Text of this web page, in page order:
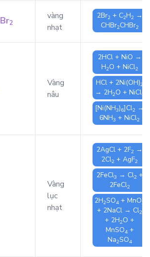
2
vàng
nhạt
2Br2 + C2H2 →
CHBr2CHBr2
Vàng
nâu
2HCl+ NiO →
H2O + NiCl2
HCl + 2Ni(OH)2
→ 2H2O + NiCl2
[Ni(NH3)6]Cl2 →
6NH3 + NiCl2
Vàng
lục
nhạt
2AgCl + 2F2 →
2Cl2 + AgF2
2FeCl3 → Cl2 +
2FeCl2
2H2SO4 + MnO2
+ 2NaCl → Cl2
+ 2H2O +
MnSO4 +
Na2SO4